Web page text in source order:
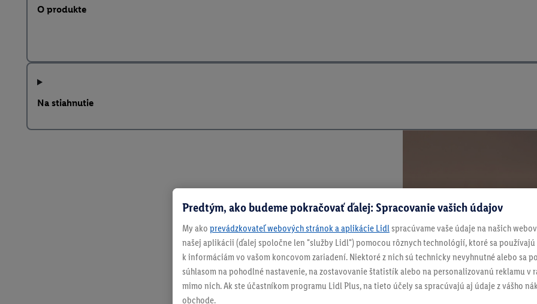
O produkte
Na stiahnutie
Predtým, ako budeme pokračovať ďalej: Spracovanie vašich údajov
My ako prevádzkovateľ webových stránok a aplikácie Lidl spracúvame vaše údaje na našich
našej aplikácii (ďalej spoločne len "služby Lidl") pomocou rôznych technológií, ktoré sa
k informáciám vo vašom koncovom zariadení. Niektoré z nich sú technicky nevyhnutné alebo sa
súhlasom na pohodlné nastavenie, na zostavovanie štatistík alebo na personalizovanú reklamu v
mimo nich. Ak ste účastníkom programu Lidl Plus, na tieto účely sa spracúvajú aj údaje z vášho
obchode.